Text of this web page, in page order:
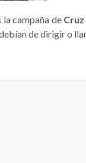
la campaña de Cruz
de dirigir o